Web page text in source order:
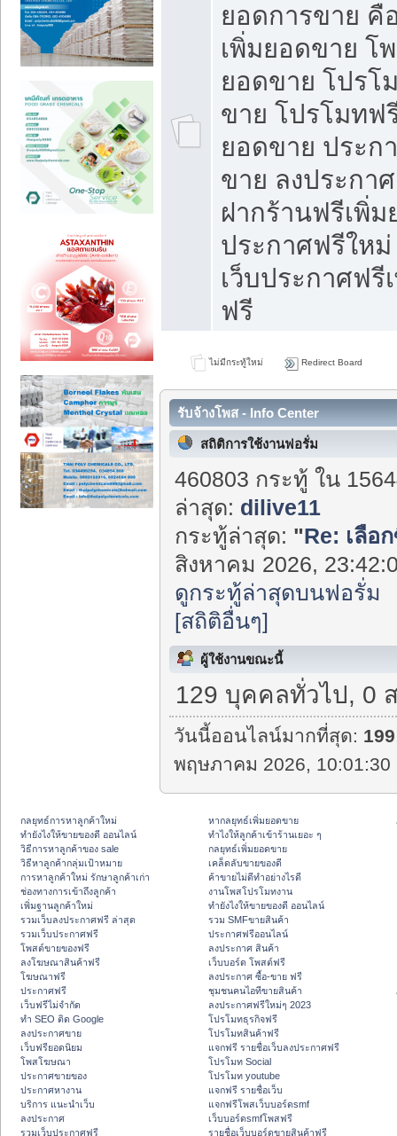
ยอดการขาย คื
เพิ่มยอดขาย โ
ยอดขาย โปรโ
ขาย โปรโมทฟ
ยอดขาย ประก
ขาย ลงประกา
ฝากร้านฟรีเพิ่ม
ประกาศฟรีให
เว็บประกาศฟรี
ฟรี
ไม่มีกระทู้ใหม่ Redirect Board
รับจ้างโพส - Info Center
สถิติการใช้งานฟอรั่ม
460803 กระทู้ ใน
ล่าสุด: dilive11
กระทู้ล่าสุด: "Re: เลือ
สิงหาคม 2026,
ดูกระทู้ล่าสุดบนฟอรั่ม
[สถิติอื่นๆ]
ผู้ใช้งานขณะนี้
129 บุคคลทั่วไป, 0
วันนี้ออนไลน์มากที่สุด: 199
พฤษภาคม 2026, 10:01:30
กลยุทธ์การหาลูกค้าใหม่
ทํายังไงให้ขายของดี ออนไลน์
วิธีการหาลูกค้าของ sale
วิธีหาลูกค้ากลุ่มเป้าหมาย
การหาลูกค้าใหม่ รักษาลูกค้าเก่า
ช่องทางการเข้าถึงลูกค้า
เพิ่มฐานลูกค้าใหม่
รวมเว็บลงประกาศฟรี ล่าสุด
รวมเว็บประกาศฟรี
โพสต์ขายของฟรี
ลงโฆษณาสินค้าฟรี
โฆษณาฟรี
ประกาศฟรี
เว็บฟรีไม่จำกัด
ทำ SEO ติด Google
ลงประกาศขาย
เว็บฟรียอดนิยม
โพสโฆษณา
ประกาศขายของ
ประกาศหางาน
บริการ แนะนำเว็บ
ลงประกาศ
รวมเว็บประกาศฟรี
หากลยุทธ์เพิ่มยอดขาย
ทําไงให้ลูกค้าเข้าร้านเยอะ ๆ
กลยุทธ์เพิ่มยอดขาย
เคล็ดลับขายของดี
ค้าขายไม่ดีทำอย่างไรดี
งานโพสโปรโมทงาน
ทํายังไงให้ขายของดี ออนไลน์
รวม SMFขายสินค้า
ประกาศฟรีออนไลน์
ลงประกาศ สินค้า
เว็บบอร์ด โพสต์ฟรี
ลงประกาศ ซื้อ-ขาย ฟรี
ชุมชนคนไอทีขายสินค้า
ลงประกาศฟรีใหม่ๆ 2023
โปรโมทธุรกิจฟรี
โปรโมทสินค้าฟรี
แจกฟรี รายชื่อเว็บลงประกาศฟรี
โปรโมท Social
โปรโมท youtube
แจกฟรี รายชื่อเว็บ
แจกฟรีโพสเว็บบอร์ดsmf
เว็บบอร์ดsmfโพสฟรี
รายชื่อเว็บบอร์ดขายสินค้าฟรี